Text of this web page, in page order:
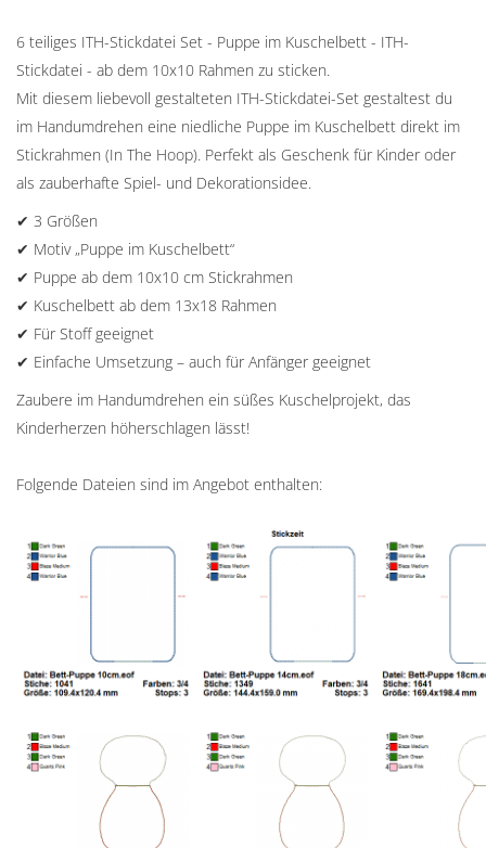
6 teiliges ITH-Stickdatei Set - Puppe im Kuschelbett - ITH-
Stickdatei - ab dem 10x10 Rahmen zu sticken.
Mit diesem liebevoll gestalteten ITH-Stickdatei-Set gestaltest du
im Handumdrehen eine niedliche Puppe im Kuschelbett direkt im
Stickrahmen (In The Hoop). Perfekt als Geschenk für Kinder oder
als zauberhafte Spiel- und Dekorationsidee.
✔ 3 Größen
✔ Motiv „Puppe im Kuschelbett“
✔ Puppe ab dem 10x10 cm Stickrahmen
✔ Kuschelbett ab dem 13x18 Rahmen
✔ Für Stoff geeignet
✔ Einfache Umsetzung – auch für Anfänger geeignet
Zaubere im Handumdrehen ein süßes Kuschelprojekt, das
Kinderherzen höherschlagen lässt!
Folgende Dateien sind im Angebot enthalten: